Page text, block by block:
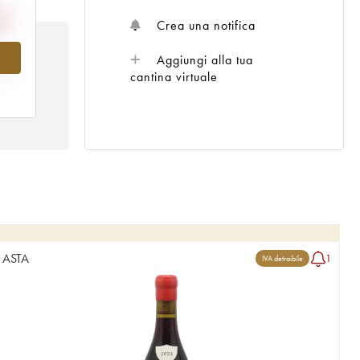
Crea una notifica
Aggiungi alla tua
cantina virtuale
ASTA IVA detraibile 1